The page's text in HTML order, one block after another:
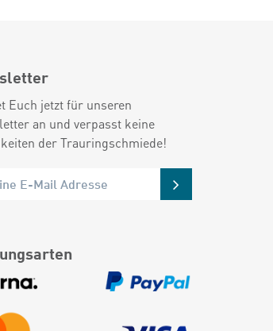
Euch jetzt für unseren
an und verpasst keine
der Trauringschmiede!